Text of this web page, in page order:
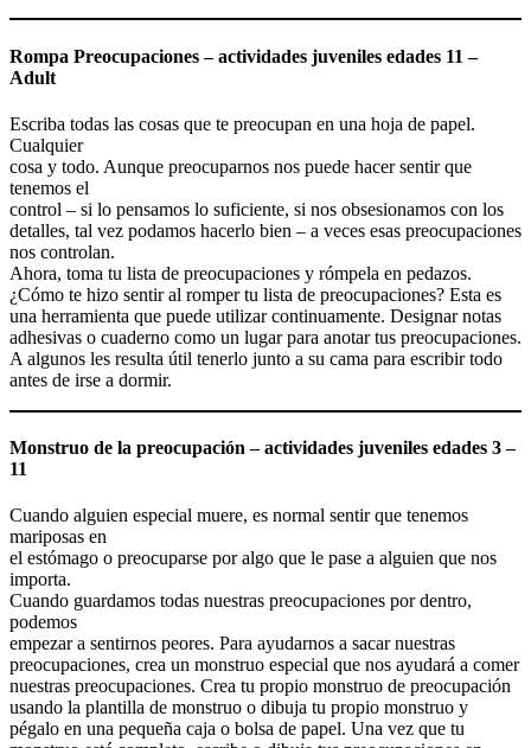
Rompa Preocupaciones – actividades juveniles edades 11 –
Adult
Escriba todas las cosas que te preocupan en una hoja de papel.
Cualquier
cosa y todo. Aunque preocuparnos nos puede hacer sentir que
tenemos el
control – si lo pensamos lo suficiente, si nos obsesionamos con los
detalles, tal vez podamos hacerlo bien – a veces esas preocupaciones
nos controlan.
Ahora, toma tu lista de preocupaciones y rómpela en pedazos.
¿Cómo te hizo sentir al romper tu lista de preocupaciones? Esta es
una herramienta que puede utilizar continuamente. Designar notas
adhesivas o cuaderno como un lugar para anotar tus preocupaciones.
A algunos les resulta útil tenerlo junto a su cama para escribir todo
antes de irse a dormir.
Monstruo de la preocupación – actividades juveniles edades 3 –
11
Cuando alguien especial muere, es normal sentir que tenemos
mariposas en
el estómago o preocuparse por algo que le pase a alguien que nos
importa.
Cuando guardamos todas nuestras preocupaciones por dentro,
podemos
empezar a sentirnos peores. Para ayudarnos a sacar nuestras
preocupaciones, crea un monstruo especial que nos ayudará a comer
nuestras preocupaciones. Crea tu propio monstruo de preocupación
usando la plantilla de monstruo o dibuja tu propio monstruo y
pégalo en una pequeña caja o bolsa de papel. Una vez que tu